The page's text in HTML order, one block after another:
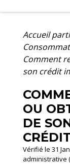
Accueil
Comment
son crédit
OU
DE
Vérifié le 31
administrative